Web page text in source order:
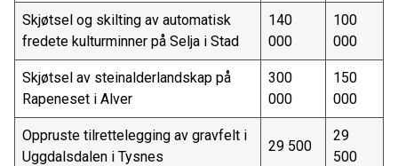
Skjøtsel og skilting av automatisk
fredete kulturminner på Selja i Stad
140
000
100
000
Skjøtsel av steinalderlandskap på
Rapeneset i Alver
300
000
150
000
Oppruste tilrettelegging av gravfelt i
Uggdalsdalen i Tysnes
29 500
29
500